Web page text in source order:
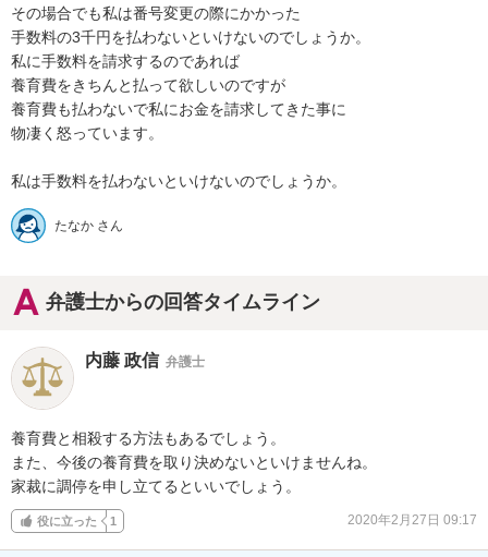
その場合でも私は番号変更の際にかかった
手数料の3千円を払わないといけないのでしょうか。
私に手数料を請求するのであれば
養育費をきちんと払って欲しいのですが
養育費も払わないで私にお金を請求してきた事に
物凄く怒っています。
私は手数料を払わないといけないのでしょうか。
たなか さん
弁護士からの回答タイムライン
内藤 政信 弁護士
養育費と相殺する方法もあるでしょう。
また、今後の養育費を取り決めないといけませんね。
家裁に調停を申し立てるといいでしょう。
役に立った 1 2020年2月27日 09:17